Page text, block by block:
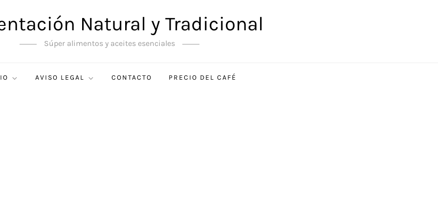
Natural y Tradicional
Súper alimentos y aceites esenciales
AVISO LEGAL CONTACTO PRECIO DEL CAFÉ